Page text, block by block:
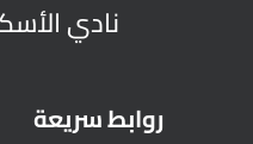
نادي
روابط سريعة